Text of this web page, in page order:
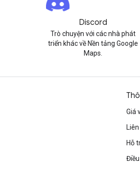
Discord
Trò chuyện với các nhà phát
triển khác về Nền tảng Google
Maps.
Giá
Hỗ